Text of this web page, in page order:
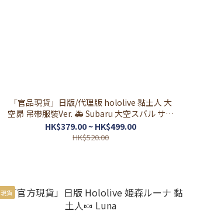
「官品現貨」日版/代理版 hololive 黏土人 大
空昴 吊帶服裝Ver. 🚑 Subaru 大空スバル サス
ペンダー衣装Ver.
HK$379.00 ~ HK$499.00
HK$520.00
現貨